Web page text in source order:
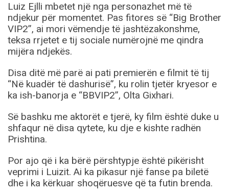
Luiz Ejlli mbetet një nga personazhet më të
ndjekur për momentet. Pas fitores së “Big Brother
VIP2”, ai mori vëmendje të jashtëzakonshme,
teksa rrjetet e tij sociale numërojnë me qindra
mijëra ndjekës.
Disa ditë më parë ai pati premierën e filmit të tij
“Në kuadër të dashurisë”, ku rolin tjetër kryesor e
ka ish-banorja e “BBVIP2”, Olta Gixhari.
Së bashku me aktorët e tjerë, ky film është duke u
shfaqur në disa qytete, ku dje e kishte radhën
Prishtina.
Por ajo që i ka bërë përshtypje është pikërisht
veprimi i Luizit. Ai ka pikasur një fanse pa biletë
dhe i ka kërkuar shoqëruesve që ta futin brenda.